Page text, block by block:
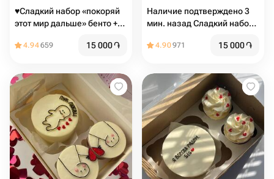
♥️Сладкий набор «покоряй
этот мир дальше» бенто +
4.94659 15 000֏
Наличие подтверждено 3
мин. назад Сладкий набор
4.90971 15 000֏